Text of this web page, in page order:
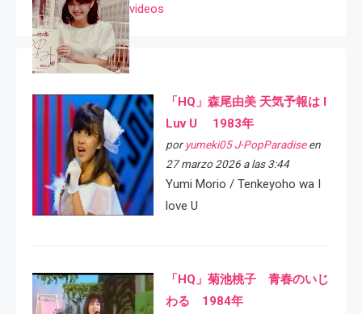
videos
「HQ」森尾由美 天気予報は I
Luv U 1983年
por yumeki05 J-PopParadiseen
27 marzo 2026 a las 3:44
Yumi Morio / Tenkeyoho wa I
love U
「HQ」菊池桃子 青春のいじ
わる 1984年